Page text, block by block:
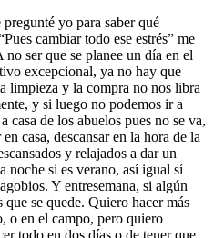
yo para saber qué
cambiar todo ese estrés” me
ser que se planee un día en el
excepcional, ya no hay que
limpieza y la compra no nos libra
y si luego no podemos ir a
casa de los abuelos pues no se va,
casa, descansar en la hora de la
y relajados a dar un
noche si es verano, así igual sí
Y entresemana, si algún
se quede. Quiero hacer más
o en el campo, pero quiero
todo en dos días o de tener que